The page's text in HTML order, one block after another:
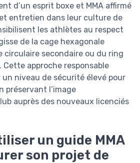
d’un esprit boxe et MMA affirmé
entretien dans leur culture de
les athlètes au respect
de la cage hexagonale
circulaire secondaire ou du ring
approche responsable
niveau de sécurité élevé pour
préservant l’image
auprès des nouveaux licenciés
un guide MMA
son projet de